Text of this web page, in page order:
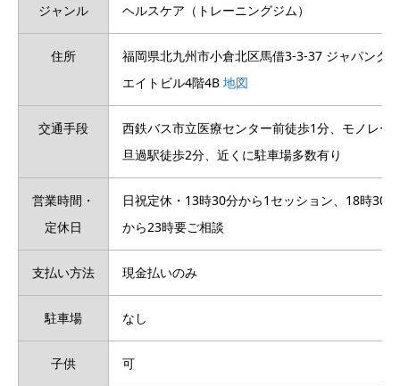
ジャンル ヘルスケア（トレーニングジム）
住所
福岡県北九州市小倉北区馬借3-3-37 ジャパンクリ
エイトビル4階4B 地図
交通手段
西鉄バス市立医療センター前徒歩1分、モノレー
旦過駅徒歩2分、近くに駐車場多数有り
営業時間・
定休日
日祝定休・13時30分から1セッション、18時30分
から23時要ご相談
支払い方法 現金払いのみ
駐車場 なし
子供 可